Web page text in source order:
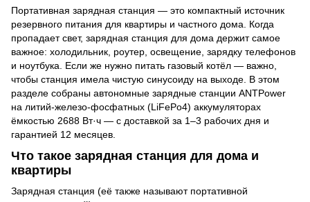
Портативная зарядная станция — это компактный источник
резервного питания для квартиры и частного дома. Когда
пропадает свет, зарядная станция для дома держит самое
важное: холодильник, роутер, освещение, зарядку телефонов
и ноутбука. Если же нужно питать газовый котёл — важно,
чтобы станция имела чистую синусоиду на выходе. В этом
разделе собраны автономные зарядные станции ANTPower
на литий-железо-фосфатных (LiFePo4) аккумуляторах
ёмкостью 2688 Вт·ч — с доставкой за 1–3 рабочих дня и
гарантией 12 месяцев.
Что такое зарядная станция для дома и
квартиры
Зарядная станция (её также называют портативной